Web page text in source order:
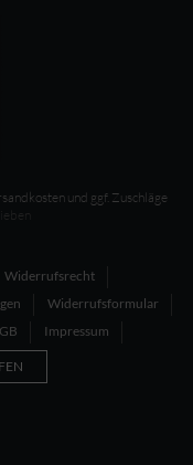
und ggf. Zuschläge
Widerrufsrecht
Widerrufsformular
Impressum